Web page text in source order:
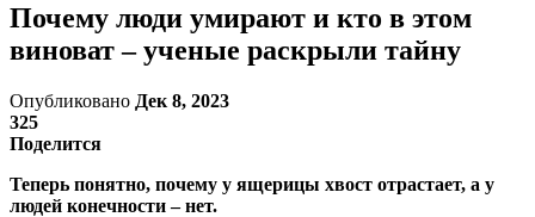
Почему люди умирают и кто в этом
виноват – ученые раскрыли тайну
Опубликовано Дек 8, 2023
325
Поделится
Теперь понятно, почему у ящерицы хвост отрастает, а у
людей конечности – нет.